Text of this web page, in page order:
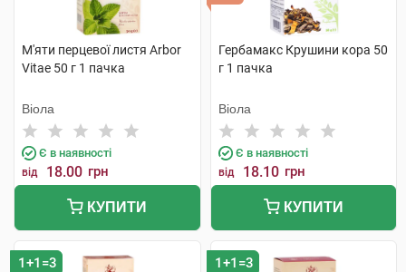
М'яти перцевої листя Arbor
Vitae 50 г 1 пачка
Віола
Є в наявності
від 18.00 грн
КУПИТИ
Гербамакс Крушини кора 50
г 1 пачка
Віола
Є в наявності
від 18.10 грн
КУПИТИ
1+1=3 1+1=3